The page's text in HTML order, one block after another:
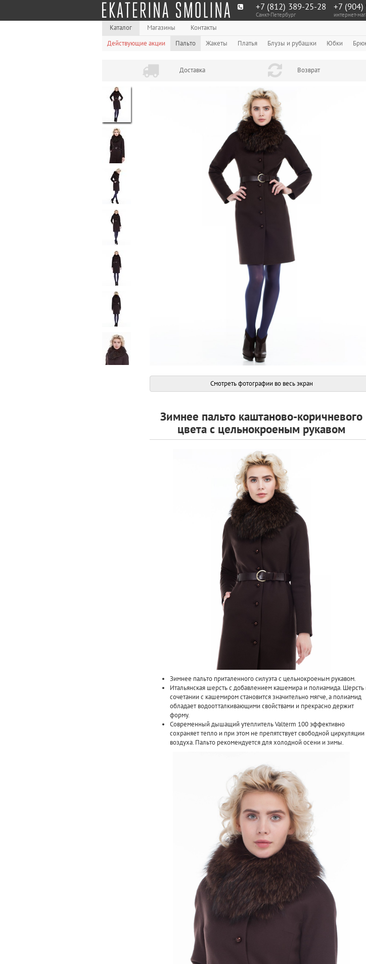
+7 (812) 389-25-28
Санкт-Петербург
+7 (904)
интернет-
Каталог Магазины Контакты
Действующие акции
Пальто Жакеты Платья Блузы и рубашки Юбки
Доставка Возврат
Смотреть фотографии во весь экран
Зимнее пальто каштаново-коричневого
цвета с цельнокроеным рукавом
Зимнее пальто приталенного силуэта с цельнокроеным рукавом.
Итальянская шерсть с добавлением кашемира и полиамида. Шерсть
сочетании с кашемиром становится значительно мягче, а полиамид
обладает водоотталкивающими свойствами и прекрасно держит
форму.
Современный дышащий утеплитель Valterm 100 эффективно
сохраняет тепло и при этом не препятствует свободной циркуляции
воздуха. Пальто рекомендуется для холодной осени и зимы.